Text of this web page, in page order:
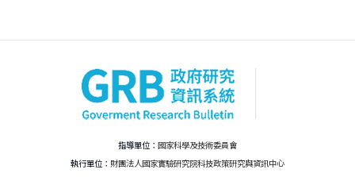
指導單位： 國家科學及技術委員會
執行單位： 財團法人國家實驗研究院科技政策研究與資訊中心